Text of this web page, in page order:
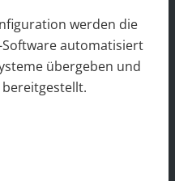
werden die
Software automatisiert
übergeben und